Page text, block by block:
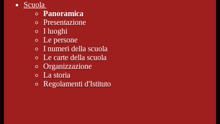
Scuola
Panoramica
Presentazione
I luoghi
Le persone
I numeri della scuola
Le carte della scuola
Organizzazione
La storia
Regolamenti d'Istituto